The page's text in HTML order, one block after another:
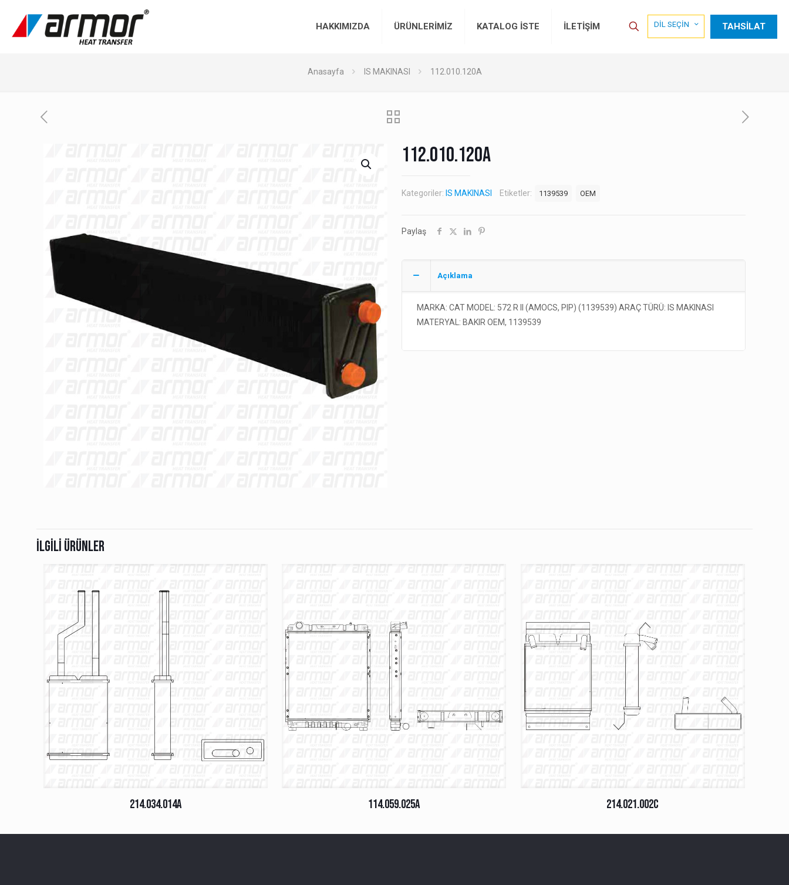
HAKKIMIZDA ÜRÜNLERİMİZ KATALOG İSTE İLETİŞİM DİL SEÇİN TAHSİLAT
Anasayfa IS MAKINASI 112.010.120A
112.010.120A
Kategoriler: IS MAKINASI Etiketler: 1139539 OEM
Paylaş
Açıklama
MARKA: CAT MODEL: 572 R II (AMOCS, PIP) (1139539) ARAÇ TÜRÜ: IS MAKINASI
MATERYAL: BAKIR OEM, 1139539
İlgili ürünler
214.034.014A 114.059.025A 214.021.002C